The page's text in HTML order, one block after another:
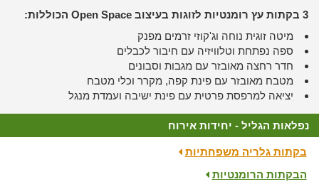
3 בקתות עץ רומנטיות לזוגות בעיצוב Open Space הכוללות:
מיטה זוגית נוחה וג'קוזי זרמים מפנק
ספה נפתחת וטלוויזיה עם חיבור לכבלים
חדר רחצה מאובזר עם מגבות וסבונים
מטבח מאובזר עם פינת קפה, מקרר וכלי מטבח
יציאה למרפסת פרטית עם פינת ישיבה ועמדת מנגל
נפלאות הגליל - יחידות אירוח
בקתות גלריה משפחתיות
הבקתות הרומנטיות